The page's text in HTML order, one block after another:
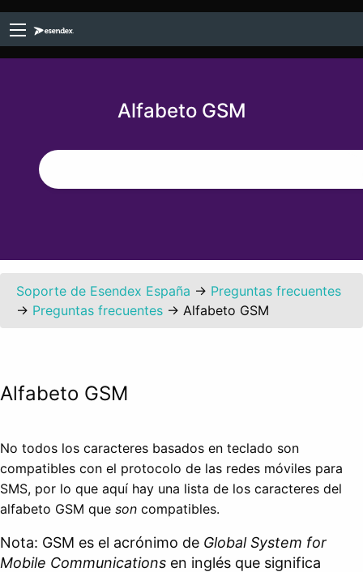
Alfabeto GSM
Soporte de Esendex España → Preguntas frecuentes
→ Preguntas frecuentes → Alfabeto GSM
Alfabeto GSM
No todos los caracteres basados en teclado son
compatibles con el protocolo de las redes móviles para
SMS, por lo que aquí hay una lista de los caracteres del
alfabeto GSM que son compatibles.
Nota: GSM es el acrónimo de Global System for
Mobile Communications en inglés que significa